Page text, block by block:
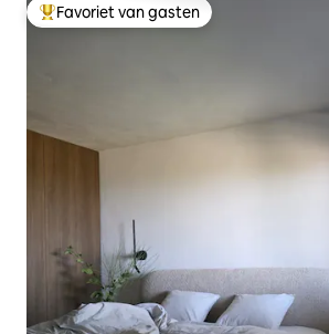
Topfavoriet van gasten
Favoriet van gasten